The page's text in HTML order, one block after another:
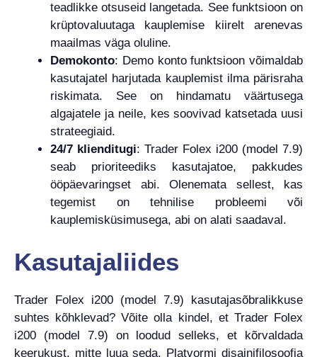
teadlikke otsuseid langetada. See funktsioon on
krüptovaluutaga kauplemise kiirelt arenevas
maailmas väga oluline.
Demokonto: Demo konto funktsioon võimaldab
kasutajatel harjutada kauplemist ilma pärisraha
riskimata. See on hindamatu väärtusega
algajatele ja neile, kes soovivad katsetada uusi
strateegiaid.
24/7 klienditugi: Trader Folex i200 (model 7.9)
seab prioriteediks kasutajatoe, pakkudes
ööpäevaringset abi. Olenemata sellest, kas
tegemist on tehnilise probleemi või
kauplemisküsimusega, abi on alati saadaval.
Kasutajaliides
Trader Folex i200 (model 7.9) kasutajasõbralikkuse
suhtes kõhklevad? Võite olla kindel, et Trader Folex
i200 (model 7.9) on loodud selleks, et kõrvaldada
keerukust, mitte luua seda. Platvormi disainifilosoofia